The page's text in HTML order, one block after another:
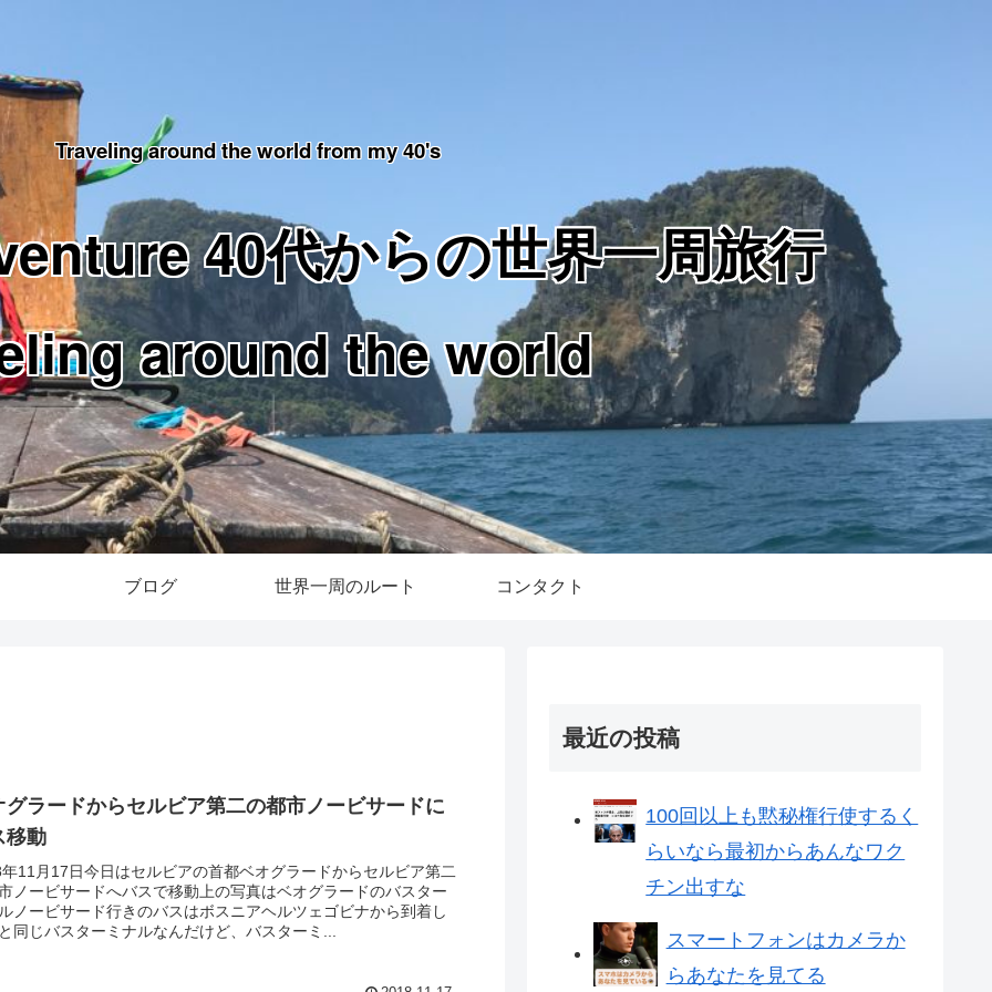
Traveling around the world from my 40's
40代からの世界一周旅行
around the world
ブログ 世界一周のルート コンタクト
グラードからセルビア第二の都市ノービサードに
移動
11月17日今日はセルビアの首都ベオグラードからセルビア第二
ノービサードへバスで移動上の写真はベオグラードのバスター
ノービサード行きのバスはボスニアヘルツェゴビナから到着し
同じバスターミナルなんだけど、バスターミ...
最近の投稿
100回以上も黙秘権行使するく
らいなら最初からあんなワク
チン出すな
スマートフォンはカメラか
らあなたを見てる